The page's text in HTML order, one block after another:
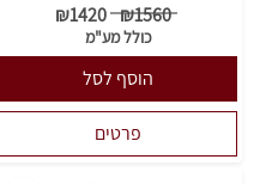
₪1560
₪1420
כולל מע"מ
הוסף לסל
פרטים